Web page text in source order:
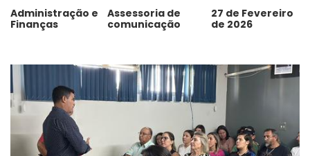
Administração e
Finanças
Assessoria de
comunicação
27 de Fevereiro
de 2026